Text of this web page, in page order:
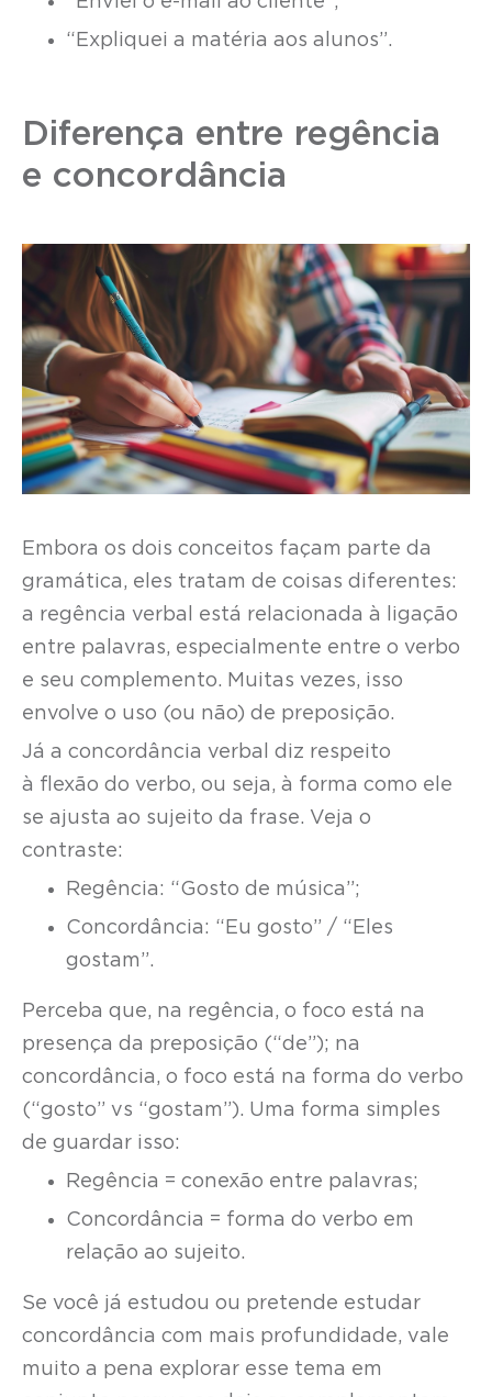
“Expliquei a matéria aos alunos”.
Diferença entre regência
e concordância
Embora os dois conceitos façam parte da
gramática, eles tratam de coisas diferentes:
a regência verbal está relacionada à ligação
entre palavras, especialmente entre o verbo
e seu complemento. Muitas vezes, isso
envolve o uso (ou não) de preposição.
Já a concordância verbal diz respeito
à flexão do verbo, ou seja, à forma como ele
se ajusta ao sujeito da frase. Veja o
contraste:
Regência: “Gosto de música”;
Concordância: “Eu gosto” / “Eles
gostam”.
Perceba que, na regência, o foco está na
presença da preposição (“de”); na
concordância, o foco está na forma do verbo
(“gosto” vs “gostam”). Uma forma simples
de guardar isso:
Regência = conexão entre palavras;
Concordância = forma do verbo em
relação ao sujeito.
Se você já estudou ou pretende estudar
concordância com mais profundidade, vale
muito a pena explorar esse tema em